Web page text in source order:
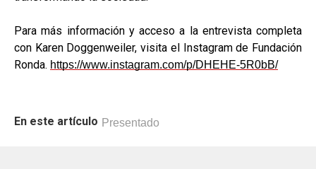
Para más información y acceso a la entrevista completa
con Karen Doggenweiler, visita el Instagram de Fundación
Ronda. https://www.instagram.com/p/DHEHE-5R0bB/
En este artículo Presentado